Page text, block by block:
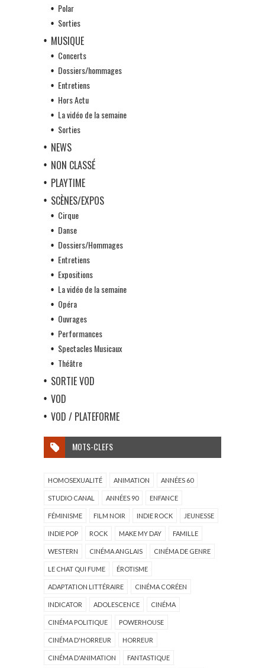
Polar
Sorties
MUSIQUE
Concerts
Dossiers/hommages
Entretiens
Hors Actu
La vidéo de la semaine
Sorties
NEWS
NON CLASSÉ
PLAYTIME
SCÈNES/EXPOS
Cirque
Danse
Dossiers/Hommages
Entretiens
Expositions
La vidéo de la semaine
Opéra
Ouvrages
Performances
Spectacles Musicaux
Théâtre
SORTIE VOD
VOD
VOD / PLATEFORME
MOTS-CLEFS
HOMOSEXUALITÉ ANIMATION ANNÉES 60
STUDIO CANAL ANNÉES 90 ENFANCE
FÉMINISME FILM NOIR INDIE ROCK JEUNESSE
INDIE POP ROCK MAKE MY DAY FAMILLE
WESTERN CINÉMA ANGLAIS CINÉMA DE GENRE
LE CHAT QUI FUME ÉROTISME
ADAPTATION LITTÉRAIRE CINÉMA CORÉEN
INDICATOR ADOLESCENCE CINÉMA
CINÉMA POLITIQUE POWERHOUSE
CINÉMA D'HORREUR HORREUR
CINÉMA D'ANIMATION FANTASTIQUE